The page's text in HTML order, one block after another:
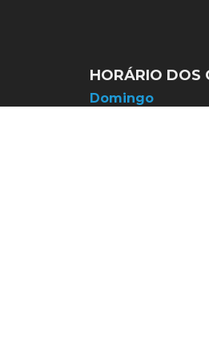
HORÁRIO DOS
Domingo